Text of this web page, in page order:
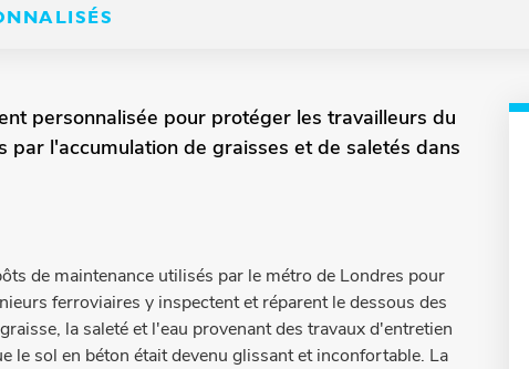
personnalisée pour protéger les travailleurs du
l'accumulation de graisses et de saletés dans
de maintenance utilisés par le métro de Londres pour
ferroviaires y inspectent et réparent le dessous des
la saleté et l'eau provenant des travaux d'entretien
le sol en béton était devenu glissant et inconfortable. La